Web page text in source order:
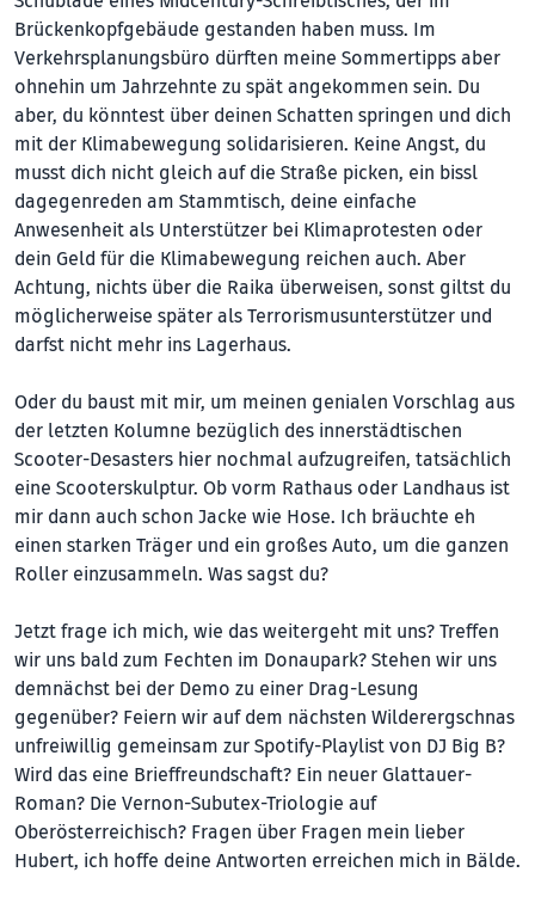
Brückenkopfgebäude gestanden haben muss. Im
Verkehrsplanungsbüro dürften meine Sommertipps aber
ohnehin um Jahrzehnte zu spät angekommen sein. Du
aber, du könntest über deinen Schatten springen und dich
mit der Klimabewegung solidarisieren. Keine Angst, du
musst dich nicht gleich auf die Straße picken, ein bissl
dagegenreden am Stammtisch, deine einfache
Anwesenheit als Unterstützer bei Klimaprotesten oder
dein Geld für die Klimabewegung reichen auch. Aber
Achtung, nichts über die Raika überweisen, sonst giltst du
möglicherweise später als Terrorismusunterstützer und
darfst nicht mehr ins Lagerhaus.
Oder du baust mit mir, um meinen genialen Vorschlag aus
der letzten Kolumne bezüglich des innerstädtischen
Scooter-Desasters hier nochmal aufzugreifen, tatsächlich
eine Scooterskulptur. Ob vorm Rathaus oder Landhaus ist
mir dann auch schon Jacke wie Hose. Ich bräuchte eh
einen starken Träger und ein großes Auto, um die ganzen
Roller einzusammeln. Was sagst du?
Jetzt frage ich mich, wie das weitergeht mit uns? Treffen
wir uns bald zum Fechten im Donaupark? Stehen wir uns
demnächst bei der Demo zu einer Drag-Lesung
gegenüber? Feiern wir auf dem nächsten Wilderergschnas
unfreiwillig gemeinsam zur Spotify-Playlist von DJ Big B?
Wird das eine Brieffreundschaft? Ein neuer Glattauer-
Roman? Die Vernon-Subutex-Triologie auf
Oberösterreichisch? Fragen über Fragen mein lieber
Hubert, ich hoffe deine Antworten erreichen mich in Bälde.